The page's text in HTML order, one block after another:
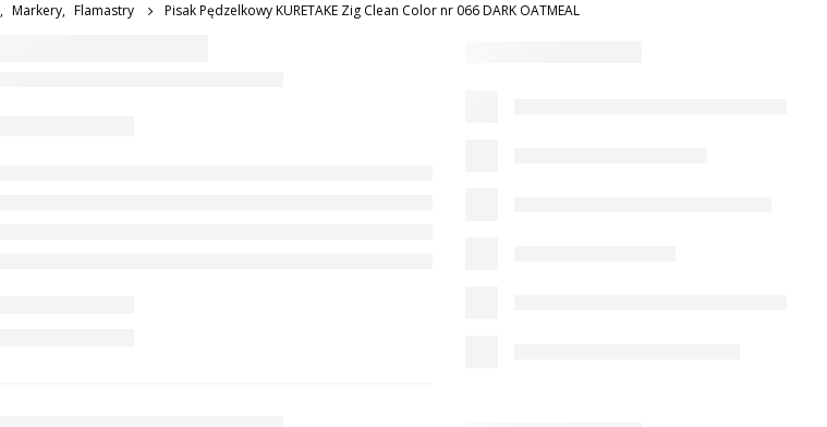
, Markery, Flamastry Pisak Pędzelkowy KURETAKE Zig Clean Color nr 066 DARK OATMEAL